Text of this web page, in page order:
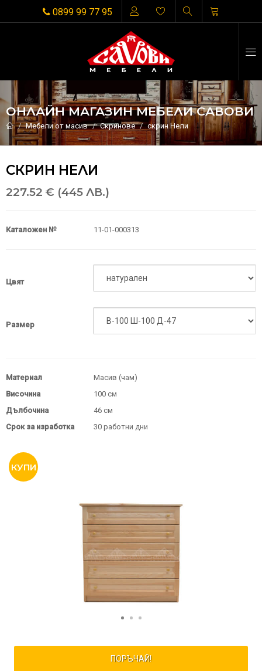
0899 99 77 95
ОНЛАЙН МАГАЗИН МЕБЕЛИ САВОВИ
Мебели от масив Скринове скрин Нели
СКРИН НЕЛИ
227.52 € (445 ЛВ.)
Каталожен № 11-01-000313
Цвят
Размер
Материал
Масив (чам)
Височина
100 см
Дълбочина
46 см
Срок за изработка
30 работни дни
ПОРЪЧАЙ!